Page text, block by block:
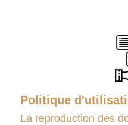
Politique
La reproduction des